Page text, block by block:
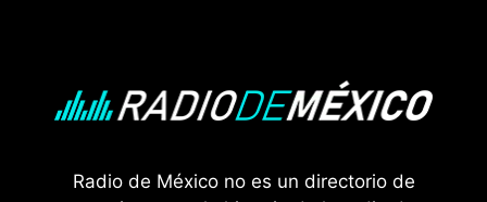
Radio de México no es un directorio de